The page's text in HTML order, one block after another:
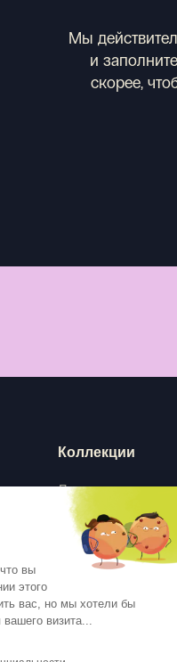
Мы
и
скорее,
Коллекции
Дерево
Камень
Сплошной цвет
Металлик
вы
этого
вас, но мы хотели бы
визита...